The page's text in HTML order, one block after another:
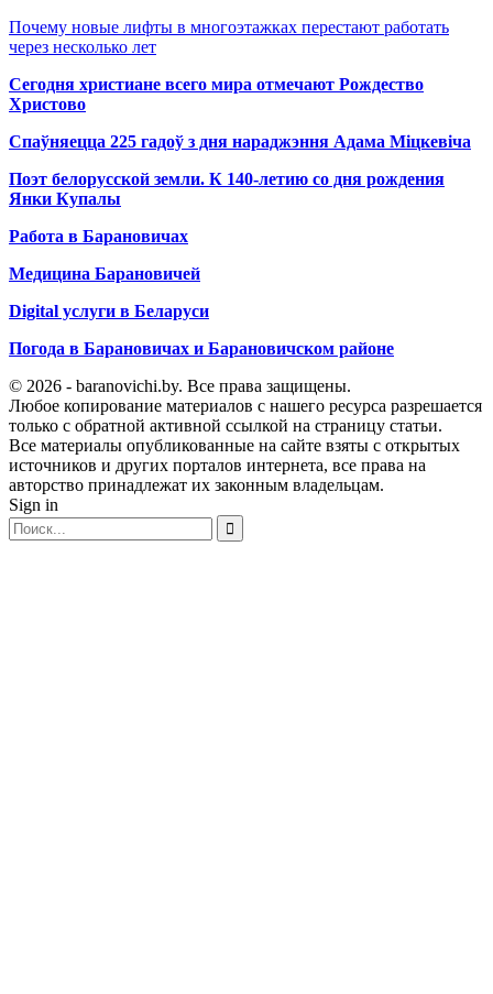
Почему новые лифты в многоэтажках перестают работать
через несколько лет
Сегодня христиане всего мира отмечают Рождество
Христово
Спаўняецца 225 гадоў з дня нараджэння Адама Міцкевіча
Поэт белорусской земли. К 140-летию со дня рождения
Янки Купалы
Работа в Барановичах
Медицина Барановичей
Digital услуги в Беларуси
Погода в Барановичах и Барановичском районе
© 2026 - baranovichi.by. Все права защищены.
Любое копирование материалов с нашего ресурса разрешается
только с обратной активной ссылкой на страницу статьи.
Все материалы опубликованные на сайте взяты с открытых
источников и других порталов интернета, все права на
авторство принадлежат их законным владельцам.
Sign in